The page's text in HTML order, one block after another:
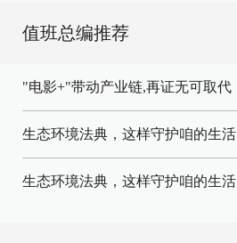
值班总编推荐
"电影+"带动产业链,再证无可取代
生态环境法典，这样守护咱的生活
生态环境法典，这样守护咱的生活